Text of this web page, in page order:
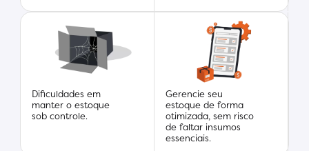
Dificuldades em
manter o estoque
sob controle.
Gerencie seu
estoque de forma
otimizada, sem risco
de faltar insumos
essenciais.